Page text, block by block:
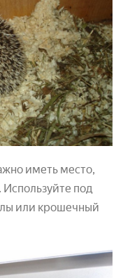
иметь место,
Используйте под
или крошечный